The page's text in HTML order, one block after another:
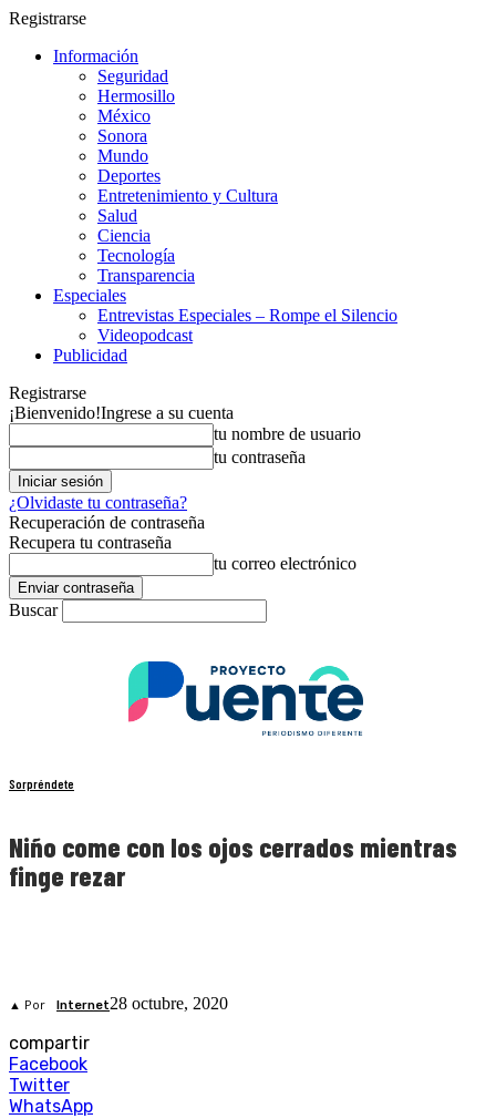
Registrarse
Información
Seguridad
Hermosillo
México
Sonora
Mundo
Deportes
Entretenimiento y Cultura
Salud
Ciencia
Tecnología
Transparencia
Especiales
Entrevistas Especiales – Rompe el Silencio
Videopodcast
Publicidad
Registrarse
¡Bienvenido!Ingrese a su cuenta
tu nombre de usuario
tu contraseña
¿Olvidaste tu contraseña?
Recuperación de contraseña
Recupera tu contraseña
tu correo electrónico
Buscar
Sorpréndete
Niño come con los ojos cerrados mientras
finge rezar
▲ Por Internet28 octubre, 2020
compartir
Facebook
Twitter
WhatsApp